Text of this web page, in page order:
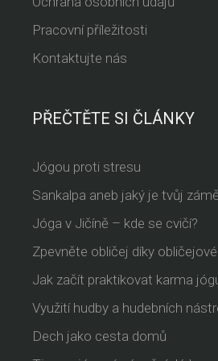
Pracovní příležitosti
Kontaktujte nás
PŘEČTĚTE SI ČLÁNKY
Jógou proti stresu
Sankalpa aneb jaký je tvůj
Jóga v Jičíně – kde se cvičí?
Zpevněte obličej díky
Jak začít praktikovat karma
Využití hudby a hudebních
Dech jako cesta domů